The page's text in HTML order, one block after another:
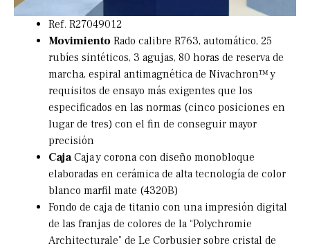
Ref. R27049012
Movimiento Rado calibre R763, automático, 25
rubíes sintéticos, 3 agujas, 80 horas de reserva de
marcha, espiral antimagnética de Nivachron™ y
requisitos de ensayo más exigentes que los
especificados en las normas (cinco posiciones en
lugar de tres) con el fin de conseguir mayor
precisión
CajaCaja y corona con diseño monobloque
elaboradas en cerámica de alta tecnología de color
blanco marfil mate (4320B)
Fondo de caja de titanio con una impresión digital
de las franjas de colores de la “Polychromie
Architecturale” de Le Corbusier sobre cristal de